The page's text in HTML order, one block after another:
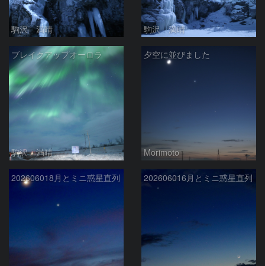
駒沢 満晴 駒沢 満晴
ブレイクアップオーロラ
駒沢 満晴
夕空に並びました
Morimoto
202606018月とミニ惑星直列 202606016月とミニ惑星直列